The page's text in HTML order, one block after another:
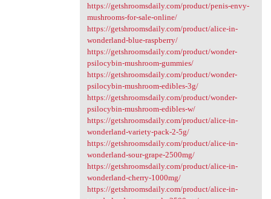
https://getshroomsdaily.com/product/penis-envy-
mushrooms-for-sale-online/
https://getshroomsdaily.com/product/alice-in-
wonderland-blue-raspberry/
https://getshroomsdaily.com/product/wonder-
psilocybin-mushroom-gummies/
https://getshroomsdaily.com/product/wonder-
psilocybin-mushroom-edibles-3g/
https://getshroomsdaily.com/product/wonder-
psilocybin-mushroom-edibles-w/
https://getshroomsdaily.com/product/alice-in-
wonderland-variety-pack-2-5g/
https://getshroomsdaily.com/product/alice-in-
wonderland-sour-grape-2500mg/
https://getshroomsdaily.com/product/alice-in-
wonderland-cherry-1000mg/
https://getshroomsdaily.com/product/alice-in-